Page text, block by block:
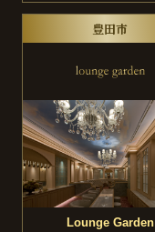
豊田市
Lounge Garden